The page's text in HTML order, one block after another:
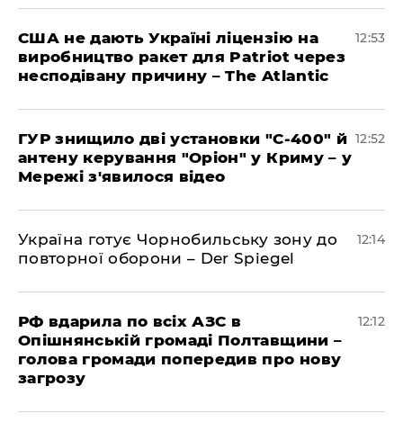
США не дають Україні ліцензію на
виробництво ракет для Patriot через
несподівану причину – The Atlantic
12:53
ГУР знищило дві установки "С-400" й
антену керування "Оріон" у Криму – у
Мережі з'явилося відео
12:52
Україна готує Чорнобильську зону до
повторної оборони – Der Spiegel
12:14
РФ вдарила по всіх АЗС в
Опішнянській громаді Полтавщини –
голова громади попередив про нову
загрозу
12:12